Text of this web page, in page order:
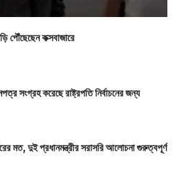
পৌঁছেছেন কক্সবাজারে
সংগ্রহ করেছে রাষ্ট্রপতি নির্বাচনের জন্য
মত, দুই প্রধানমন্ত্রীর সরাসরি আলোচনা গুরুত্বপূর্ণ